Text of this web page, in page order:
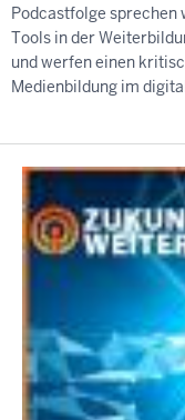
Podcastfolge sprechen
Tools in der
und werfen einen
Medienbildung im